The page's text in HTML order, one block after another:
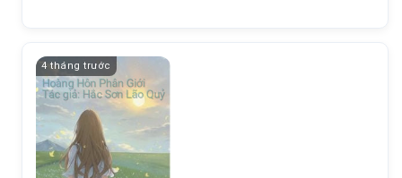
4 tháng trước